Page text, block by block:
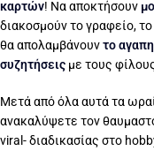
καρτών! Να αποκτήσουν
διακοσμούν το γραφείο,
θα απολαμβάνουντο
συζητήσεις με τους
Μετά από όλα αυτά τα
ανακαλύψετε τον
viral- διαδικασίας στο